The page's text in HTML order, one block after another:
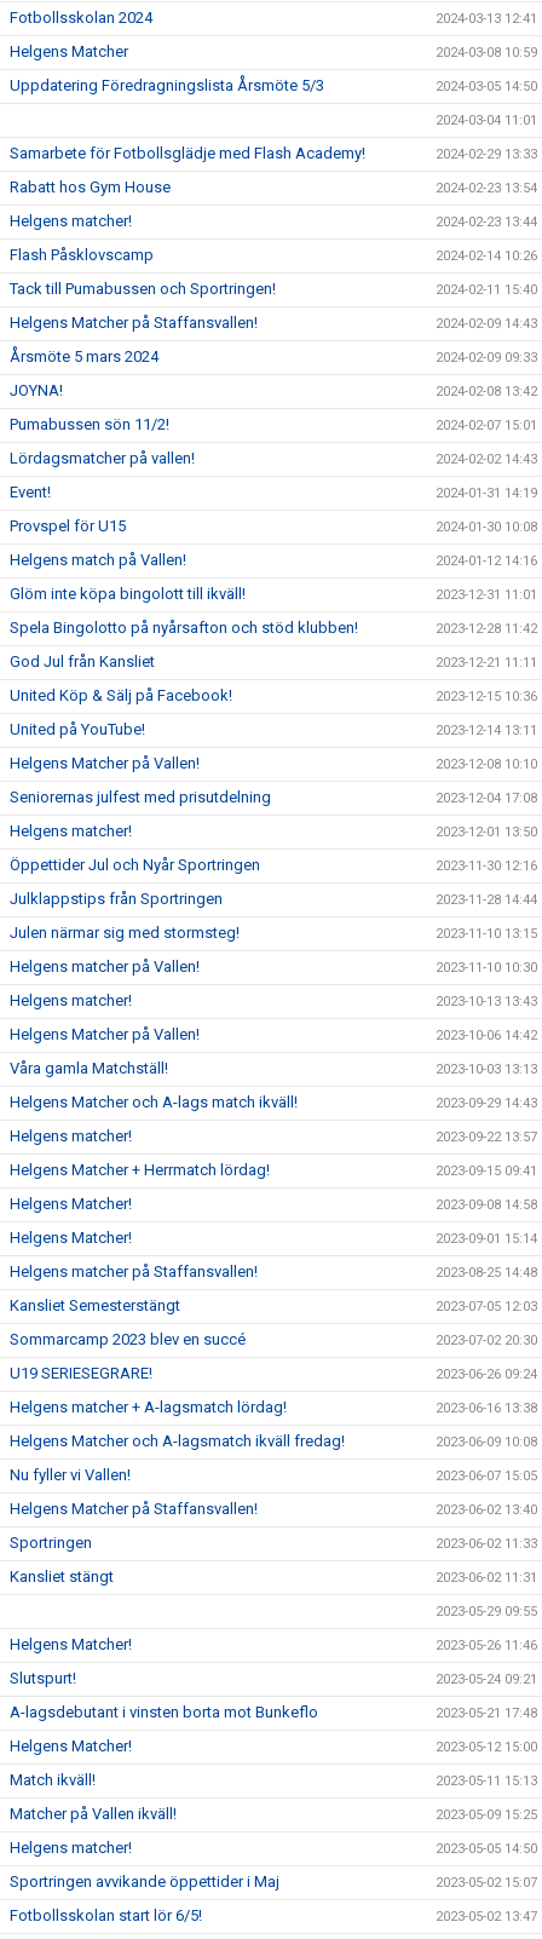
Fotbollsskolan 2024 2024-03-13 12:41
Helgens Matcher 2024-03-08 10:59
Uppdatering Föredragningslista Årsmöte 5/3 2024-03-05 14:50
2024-03-04 11:01
Samarbete för Fotbollsglädje med Flash Academy! 2024-02-29 13:33
Rabatt hos Gym House 2024-02-23 13:54
Helgens matcher! 2024-02-23 13:44
Flash Påsklovscamp 2024-02-14 10:26
Tack till Pumabussen och Sportringen! 2024-02-11 15:40
Helgens Matcher på Staffansvallen! 2024-02-09 14:43
Årsmöte 5 mars 2024 2024-02-09 09:33
JOYNA! 2024-02-08 13:42
Pumabussen sön 11/2! 2024-02-07 15:01
Lördagsmatcher på vallen! 2024-02-02 14:43
Event! 2024-01-31 14:19
Provspel för U15 2024-01-30 10:08
Helgens match på Vallen! 2024-01-12 14:16
Glöm inte köpa bingolott till ikväll! 2023-12-31 11:01
Spela Bingolotto på nyårsafton och stöd klubben! 2023-12-28 11:42
God Jul från Kansliet 2023-12-21 11:11
United Köp & Sälj på Facebook! 2023-12-15 10:36
United på YouTube! 2023-12-14 13:11
Helgens Matcher på Vallen! 2023-12-08 10:10
Seniorernas julfest med prisutdelning 2023-12-04 17:08
Helgens matcher! 2023-12-01 13:50
Öppettider Jul och Nyår Sportringen 2023-11-30 12:16
Julklappstips från Sportringen 2023-11-28 14:44
Julen närmar sig med stormsteg! 2023-11-10 13:15
Helgens matcher på Vallen! 2023-11-10 10:30
Helgens matcher! 2023-10-13 13:43
Helgens Matcher på Vallen! 2023-10-06 14:42
Våra gamla Matchställ! 2023-10-03 13:13
Helgens Matcher och A-lags match ikväll! 2023-09-29 14:43
Helgens matcher! 2023-09-22 13:57
Helgens Matcher + Herrmatch lördag! 2023-09-15 09:41
Helgens Matcher! 2023-09-08 14:58
Helgens Matcher! 2023-09-01 15:14
Helgens matcher på Staffansvallen! 2023-08-25 14:48
Kansliet Semesterstängt 2023-07-05 12:03
Sommarcamp 2023 blev en succé 2023-07-02 20:30
U19 SERIESEGRARE! 2023-06-26 09:24
Helgens matcher + A-lagsmatch lördag! 2023-06-16 13:38
Helgens Matcher och A-lagsmatch ikväll fredag! 2023-06-09 10:08
Nu fyller vi Vallen! 2023-06-07 15:05
Helgens Matcher på Staffansvallen! 2023-06-02 13:40
Sportringen 2023-06-02 11:33
Kansliet stängt 2023-06-02 11:31
2023-05-29 09:55
Helgens Matcher! 2023-05-26 11:46
Slutspurt! 2023-05-24 09:21
A-lagsdebutant i vinsten borta mot Bunkeflo 2023-05-21 17:48
Helgens Matcher! 2023-05-12 15:00
Match ikväll! 2023-05-11 15:13
Matcher på Vallen ikväll! 2023-05-09 15:25
Helgens matcher! 2023-05-05 14:50
Sportringen avvikande öppettider i Maj 2023-05-02 15:07
Fotbollsskolan start lör 6/5! 2023-05-02 13:47